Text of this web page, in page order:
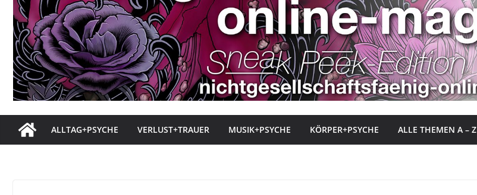
ALLTAG+PSYCHE VERLUST+TRAUER MUSIK+PSYCHE KÖRPER+PSYCHE ALLE THEMEN A – Z